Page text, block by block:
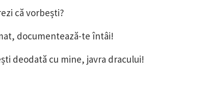
că vorbești?
documentează-te întâi!
deodată cu mine, javra dracului!